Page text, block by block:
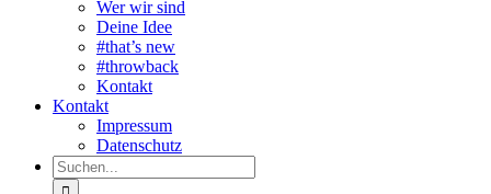
Wer wir sind
Deine Idee
#that’s new
#throwback
Kontakt
Kontakt
Impressum
Datenschutz
Suche
nach: